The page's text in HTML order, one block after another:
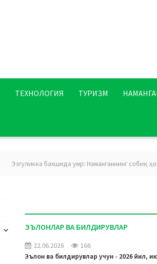
ТЕХНОЛОГИЯ ТУРИЗМ
Эзгуликка бахшида умр: Наманганнинг собиқ
ЭЪЛОНЛАР ВА БИЛДИРУВЛАР
22.06.2026
166
Эълон ва билдирувлар учун - 2026 йил,